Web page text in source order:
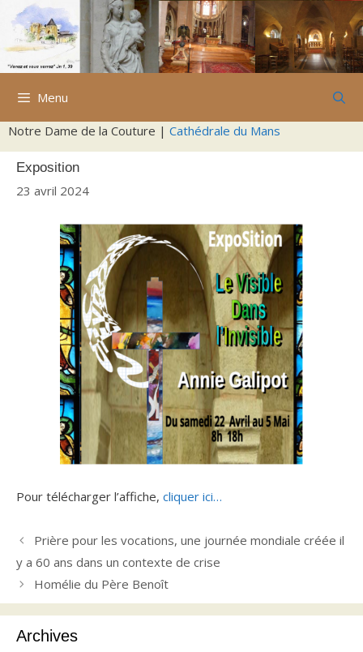
Aller
contenu
Menu
Notre Dame de la Couture | Cathédrale du Mans
Exposition
23 avril 2024
Pour télécharger l’affiche, cliquer ici…
Prière pour les vocations, une journée mondiale créée il
y a 60 ans dans un contexte de crise
Homélie du Père Benoît
Archives